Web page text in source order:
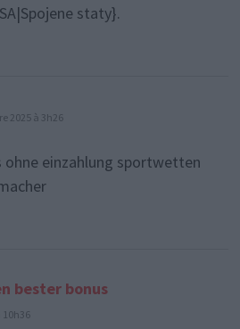
staty}.
2025 à 3h26
ohne einzahlung sportwetten
bester bonus
10h36